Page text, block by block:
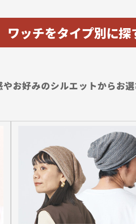
ワッチをタイプ別に探
やお好みのシルエットからお